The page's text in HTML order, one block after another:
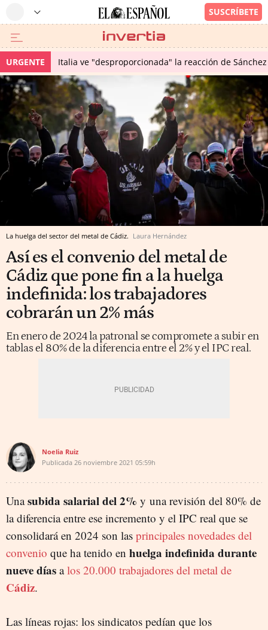
URGENTE Italia ve "desproporcionada" la reacción de
La huelga del sector del metal de Cádiz. Laura Hernández
Así es el convenio del metal de
Cádiz que pone fin a la huelga
indefinida: los trabajadores
cobrarán un 2% más
En enero de 2024 la patronal se compromete a subir en
tablas el 80% de la diferencia entre el 2% y el IPC real.
Noelia Ruiz
Publicada 26 noviembre 2021 05:59h
Unasubida salarial del 2% y una revisión del 80% de
la diferencia entre ese incremento y el IPC real que se
consolidará en 2024 son las principales novedades del
convenio que ha tenido en huelga indefinida durante
nueve días alos 20.000 trabajadores del metal de
Cádiz.
Las líneas rojas: los sindicatos pedían que los